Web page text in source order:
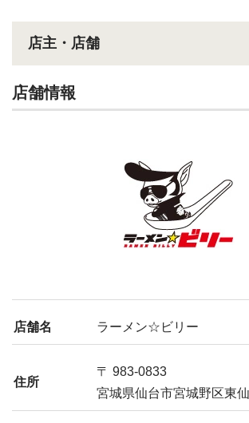
店主・店舗
店舗情報
店舗名 ラーメン☆ビリー
住所
〒 983-0833
宮城県仙台市宮城野区東